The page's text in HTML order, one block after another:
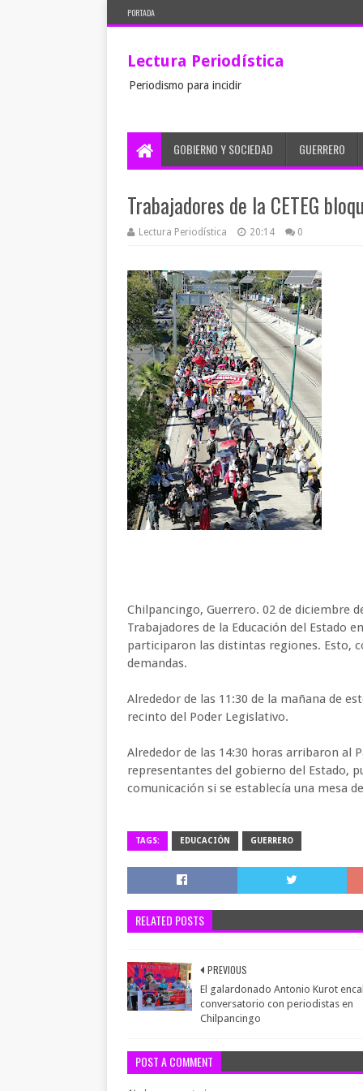
PORTADA
Lectura Periodística
Periodismo para incidir
GOBIERNO Y SOCIEDAD GUERRERO
Trabajadores de la CETEG
Lectura Periodística 20:14 0
Chilpancingo, Guerrero. 02 de diciembre
Trabajadores de la Educación del Estado
participaron las distintas regiones. Esto,
demandas.
Alrededor de las 11:30 de la mañana de
recinto del Poder Legislativo.
Alrededor de las 14:30 horas arribaron al
representantes del gobierno del Estado,
comunicación si se establecía una mesa
TAGS: EDUCACIÓN GUERRERO
RELATED POSTS
PREVIOUS
El galardonado Antonio Kurot
conversatorio con periodistas en
Chilpancingo
POST A COMMENT